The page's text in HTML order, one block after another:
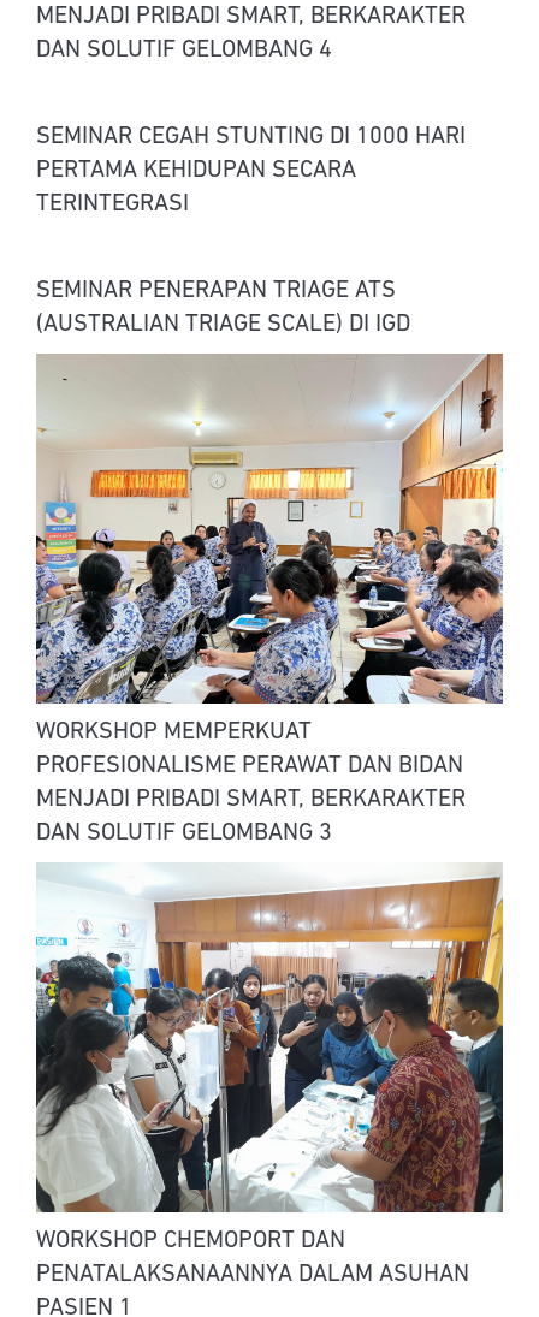
MENJADI PRIBADI SMART, BERKARAKTER
DAN SOLUTIF GELOMBANG 4
SEMINAR CEGAH STUNTING DI 1000 HARI
PERTAMA KEHIDUPAN SECARA
TERINTEGRASI
SEMINAR PENERAPAN TRIAGE ATS
(AUSTRALIAN TRIAGE SCALE) DI IGD
WORKSHOP MEMPERKUAT
PROFESIONALISME PERAWAT DAN BIDAN
MENJADI PRIBADI SMART, BERKARAKTER
DAN SOLUTIF GELOMBANG 3
WORKSHOP CHEMOPORT DAN
PENATALAKSANAANNYA DALAM ASUHAN
PASIEN 1